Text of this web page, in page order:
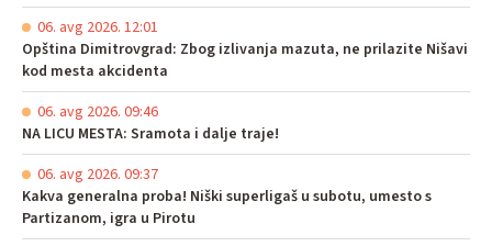
06. avg 2026. 12:01
Opština Dimitrovgrad: Zbog izlivanja mazuta, ne prilazite Nišavi
kod mesta akcidenta
06. avg 2026. 09:46
NA LICU MESTA: Sramota i dalje traje!
06. avg 2026. 09:37
Kakva generalna proba! Niški superligaš u subotu, umesto s
Partizanom, igra u Pirotu